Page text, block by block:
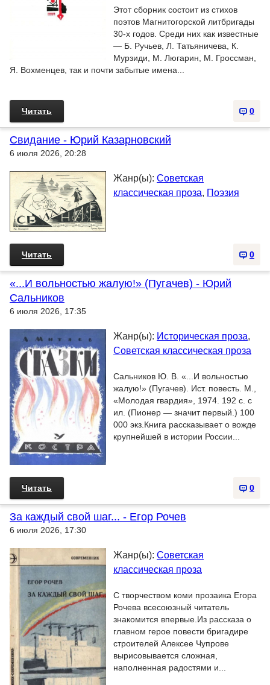
Этот сборник состоит из стихов
поэтов Магнитогорской литбригады
30-х годов. Среди них как известные
— Б. Ручьев, Л. Татьяничева, К.
Мурзиди, М. Люгарин, М. Гроссман,
Я. Вохменцев, так и почти забытые имена...
0
Читать
Свидание - Юрий Казарновский
6 июля 2026, 20:28
Жанр(ы): Советская
классическая проза, Поэзия
0
Читать
«...И вольностью жалую!» (Пугачев) - Юрий
Сальников
6 июля 2026, 17:35
Жанр(ы): Историческая проза,
Советская классическая проза
Сальников Ю. В. «...И вольностью
жалую!» (Пугачев). Ист. повесть. М.,
«Молодая гвардия», 1974. 192 с. с
ил. (Пионер — значит первый.) 100
000 экз.Книга рассказывает о вожде
крупнейшей в истории России...
0
Читать
За каждый свой шаг... - Егор Рочев
6 июля 2026, 17:30
Жанр(ы): Советская
классическая проза
С творчеством коми прозаика Егора
Рочева всесоюзный читатель
знакомится впервые.Из рассказа о
главном герое повести бригадире
строителей Алексее Чупрове
вырисовывается сложная,
наполненная радостями и...